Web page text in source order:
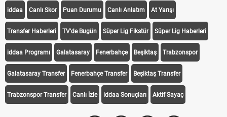
iddaa Canlı Skor Puan Durumu Canlı Anlatım At Yarışı
Transfer Haberleri TV'de Bugün Süper Lig Fikstür Süper Lig Haberleri
iddaa Programı Galatasaray Fenerbahçe Beşiktaş Trabzonspor
Galatasaray Transfer Fenerbahçe Transfer Beşiktaş Transfer
Trabzonspor Transfer Canlı İzle iddaa Sonuçları Aktif Sayaç